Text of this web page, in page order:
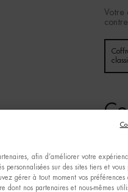
Votre
afin d’améliorer votre
sur des sites tiers et vous
gérer à tout moment vos préférences
dont nos partenaires et nous-mêmes